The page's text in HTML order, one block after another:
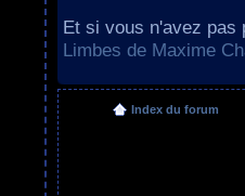
Et si vous n'avez pas
Limbes de Maxime
Index du forum